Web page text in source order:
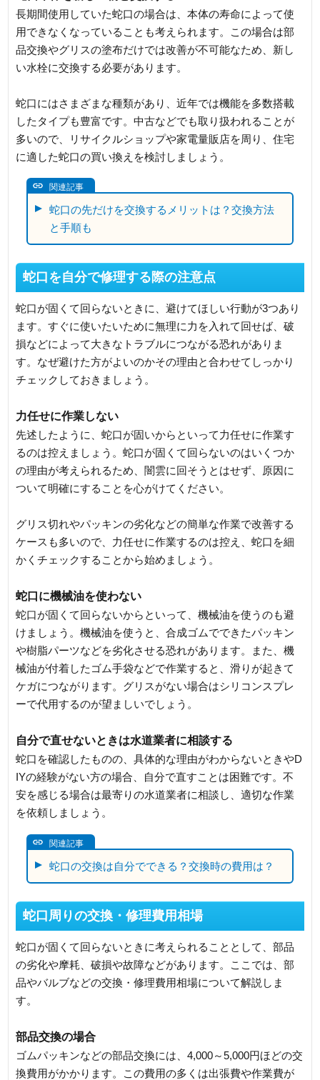
長期間使用していた蛇口の場合は、本体の寿命によって使
用できなくなっていることも考えられます。この場合は部
品交換やグリスの塗布だけでは改善が不可能なため、新し
い水栓に交換する必要があります。
蛇口にはさまざまな種類があり、近年では機能を多数搭載
したタイプも豊富です。中古などでも取り扱われることが
多いので、リサイクルショップや家電量販店を周り、住宅
に適した蛇口の買い換えを検討しましょう。
関連記事
蛇口の先だけを交換するメリットは？交換方法
と手順も
蛇口を自分で修理する際の注意点
蛇口が固くて回らないときに、避けてほしい行動が3つあり
ます。すぐに使いたいために無理に力を入れて回せば、破
損などによって大きなトラブルにつながる恐れがありま
す。なぜ避けた方がよいのかその理由と合わせてしっかり
チェックしておきましょう。
力任せに作業しない
先述したように、蛇口が固いからといって力任せに作業す
るのは控えましょう。蛇口が固くて回らないのはいくつか
の理由が考えられるため、闇雲に回そうとはせず、原因に
ついて明確にすることを心がけてください。
グリス切れやパッキンの劣化などの簡単な作業で改善する
ケースも多いので、力任せに作業するのは控え、蛇口を細
かくチェックすることから始めましょう。
蛇口に機械油を使わない
蛇口が固くて回らないからといって、機械油を使うのも避
けましょう。機械油を使うと、合成ゴムでできたパッキン
や樹脂パーツなどを劣化させる恐れがあります。また、機
械油が付着したゴム手袋などで作業すると、滑りが起きて
ケガにつながります。グリスがない場合はシリコンスプレ
ーで代用するのが望ましいでしょう。
自分で直せないときは水道業者に相談する
蛇口を確認したものの、具体的な理由がわからないときやD
IYの経験がない方の場合、自分で直すことは困難です。不
安を感じる場合は最寄りの水道業者に相談し、適切な作業
を依頼しましょう。
関連記事
蛇口の交換は自分でできる？交換時の費用は？
蛇口周りの交換・修理費用相場
蛇口が固くて回らないときに考えられることとして、部品
の劣化や摩耗、破損や故障などがあります。ここでは、部
品やバルブなどの交換・修理費用相場について解説しま
す。
部品交換の場合
ゴムパッキンなどの部品交換には、4,000～5,000円ほどの交
換費用がかかります。この費用の多くは出張費や作業費が